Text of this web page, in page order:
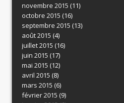
novembre 2015 (11)
octobre 2015 (16)
septembre 2015 (13)
août 2015 (4)
juillet 2015 (16)
juin 2015 (17)
mai 2015 (12)
avril 2015 (8)
mars 2015 (6)
février 2015 (9)